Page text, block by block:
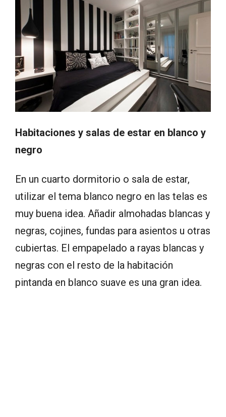
Habitaciones y salas de estar en blanco y
negro
En un cuarto dormitorio o sala de estar,
utilizar el tema blanco negro en las telas es
muy buena idea. Añadir almohadas blancas y
negras, cojines, fundas para asientos u otras
cubiertas. El empapelado a rayas blancas y
negras con el resto de la habitación
pintanda en blanco suave es una gran idea.